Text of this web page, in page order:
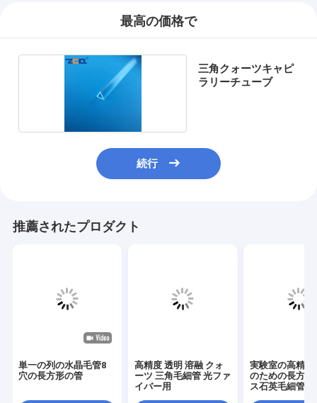
最高の価格で
三角クォーツキャピ
ラリーチューブ
続行
推薦されたプロダクト
単一の列の水晶毛管8
穴の長方形の管
高精度 透明 溶融 クォ
ーツ 三角毛細管 光ファ
イバー用
実験室の高精度
のための長方形
ス石英毛細管